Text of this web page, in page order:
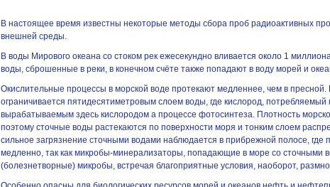
В настоящее время известны некоторые методы сбора проб радиоактивных
внешней среды.
В воды Мирового океана со стоком рек ежесекундно вливается около 1
воды, сброшенные в реки, в конечном счёте также попадают в воду морей и
Окислительные процессы в морской воде протекают медленнее, чем в
ограничивается пятидесятиметровым слоем воды, где кислород,
вырабатываемым здесь кислородом а процессе фотосинтеза. Плотность
поэтому сточные воды растекаются по поверхности моря и тонким слоем
сильное загрязнение сточными водами наблюдается в прибрежной полосе,
медленно, так как микробы-минерализаторы, попадающие в море со сточными
(болезнетворные) микробы, встречая благоприятные условия, наоборот,